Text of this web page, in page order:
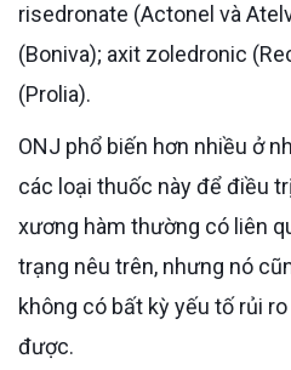
risedronate (Actonel và
(Boniva); axit zoledronic
(Prolia).
ONJ phổ biến hơn nhiều ở những bệnh nhân sử dụng
các loại thuốc này để điều
xương hàm thường có liên
trạng nêu trên, nhưng nó
không có bất kỳ yếu tố rủi
được.